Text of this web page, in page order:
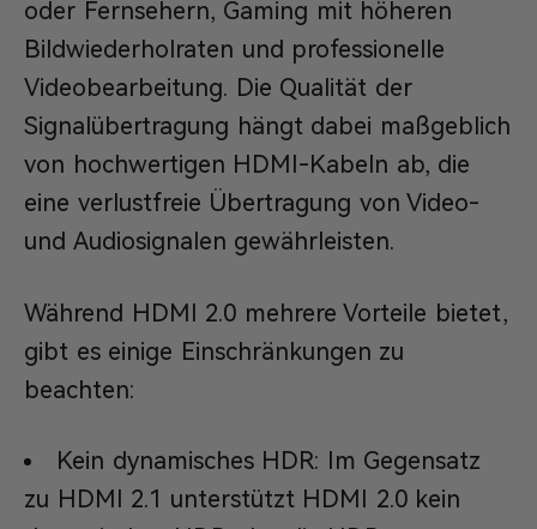
oder Fernsehern, Gaming mit höheren
Bildwiederholraten und professionelle
Videobearbeitung. Die Qualität der
Signalübertragung hängt dabei maßgeblich
von hochwertigen HDMI-Kabeln ab, die
eine verlustfreie Übertragung von Video-
und Audiosignalen gewährleisten.
Während HDMI 2.0 mehrere Vorteile bietet,
gibt es einige Einschränkungen zu
beachten:
Kein dynamisches HDR: Im Gegensatz
zu HDMI 2.1 unterstützt HDMI 2.0 kein